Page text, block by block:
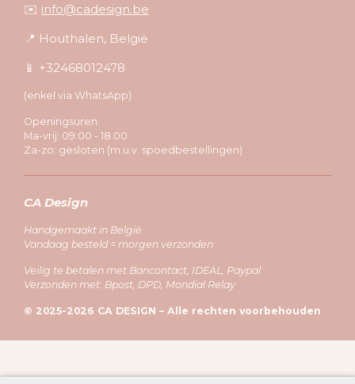
✉️ info@cadesign.be
📍 Houthalen, België
📱 +32468012478
(enkel via WhatsApp)
Openingsuren:
Ma-vrij: 09:00 - 18:00
Za-zo: gesloten (m.u.v. spoedbestellingen)
CA Design
Handgemaakt in België
Vandaag besteld = morgen verzonden
Veilig te betalen met Bancontact, IDEAL, Paypal
Verzonden met: Bpost, DPD, Mondial Relay
© 2025-2026 CA DESIGN – Alle rechten voorbehouden